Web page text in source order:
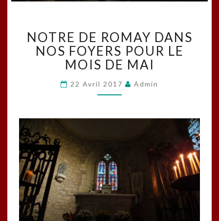
DE
ROMAY
DANS
NOS
FOYERS
POUR
NOTRE DE ROMAY DANS
NOS FOYERS POUR LE
MOIS DE MAI
22 Avril 2017 Admin